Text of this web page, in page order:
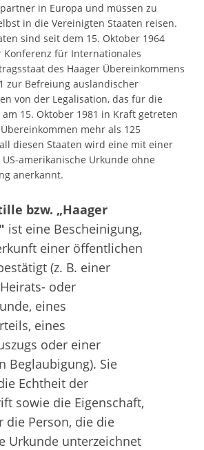
in Europa und müssen zu
in die Vereinigten Staaten reisen.
sind seit dem 15. Oktober 1964
Konferenz für Internationales
des Haager Übereinkommens
zur Befreiung ausländischer
von der Legalisation, das für die
15. Oktober 1981 in Kraft getreten
mehr als 125
diesen Staaten wird eine mit einer
amerikanische Urkunde ohne
anerkannt.
bzw. „Haager
ist eine Bescheinigung,
einer öffentlichen
(z. B. einer
oder
eines
eines
oder einer
Beglaubigung). Sie
Echtheit der
sowie die Eigenschaft,
die Person, die die
Urkunde unterzeichnet